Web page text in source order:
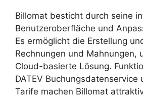
Billomat besticht durch seine
Benutzeroberfläche und
Es ermöglicht die Erstellung
Rechnungen und Mahnungen,
Cloud-basierte Lösung.
DATEV Buchungsdatenservice
Tarife machen Billomat